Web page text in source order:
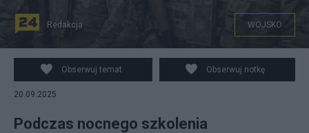
Redakcja WOJSKO
Obserwuj temat Obserwuj notkę
20.09.2025
Podczas nocnego szkolenia